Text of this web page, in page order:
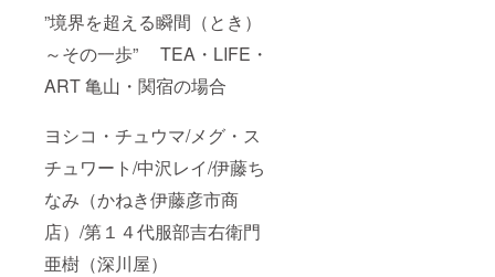
”境界を超える瞬間（とき）
～その一歩” TEA・LIFE・
ART 亀山・関宿の場合
ヨシコ・チュウマ/メグ・ス
チュワート/中沢レイ/伊藤ち
なみ（かねき伊藤彦市商
店）/第１４代服部吉右衛門
亜樹（深川屋）